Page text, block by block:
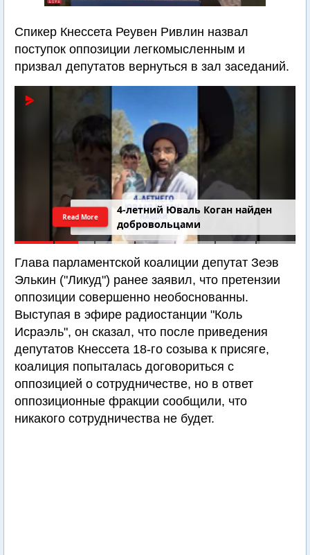
Спикер Кнессета Реувен Ривлин назвал
поступок оппозиции легкомысленным и
призвал депутатов вернуться в зал заседаний.
4-летний Юваль Коган найден
добровольцами
Read More
Глава парламентской коалиции депутат Зеэв
Элькин ("Ликуд") ранее заявил, что претензии
оппозиции совершенно необоснованны.
Выступая в эфире радиостанции "Коль
Исраэль", он сказал, что после приведения
депутатов Кнессета 18-го созыва к присяге,
коалиция попыталась договориться с
оппозицией о сотрудничестве, но в ответ
оппозиционные фракции сообщили, что
никакого сотрудничества не будет.